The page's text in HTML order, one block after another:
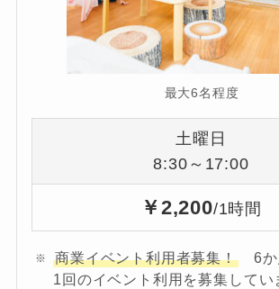
最大6名程度
土曜日
8:30～17:00
￥2,200/1時間
商業イベント利用者募集！6か
1回のイベント利用を募集してい